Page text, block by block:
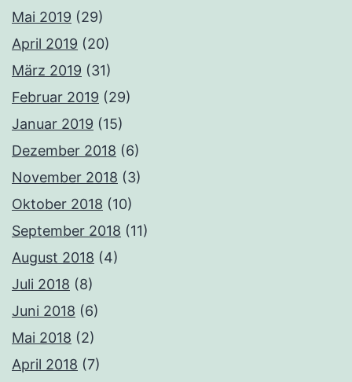
Mai 2019 (29)
April 2019 (20)
März 2019 (31)
Februar 2019 (29)
Januar 2019 (15)
Dezember 2018 (6)
November 2018 (3)
Oktober 2018 (10)
September 2018 (11)
August 2018 (4)
Juli 2018 (8)
Juni 2018 (6)
Mai 2018 (2)
April 2018 (7)